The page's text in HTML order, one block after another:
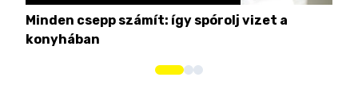
Minden csepp számít: így spórolj vizet a
konyhában